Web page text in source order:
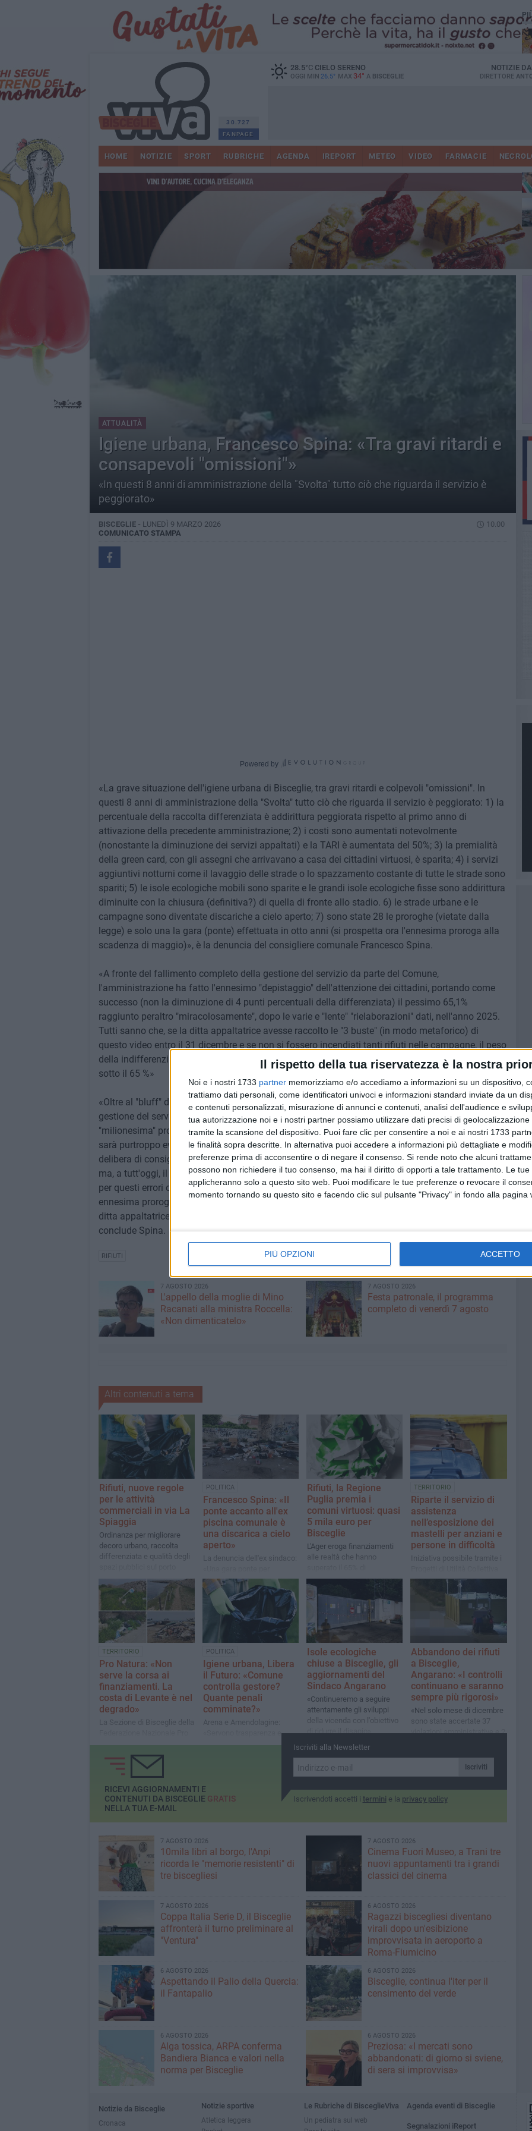
Il rispetto della tua riservatezza è la nostra
Noi e i nostri 1733 partner memorizziamo e/o accediamo a informazioni su un dispositivo,
trattiamo dati personali, come identificatori univoci e informazioni standard inviate da un
e contenuti personalizzati, misurazione di annunci e contenuti, analisi dell'audience e
tua autorizzazione noi e i nostri partner possiamo utilizzare dati precisi di
tramite la scansione del dispositivo. Puoi fare clic per consentire a noi e ai nostri 1733
le finalità sopra descritte. In alternativa puoi accedere a informazioni più dettagliate e
preferenze prima di acconsentire o di negare il consenso. Si rende noto che alcuni
possono non richiedere il tuo consenso, ma hai il diritto di opporti a tale trattamento. Le
applicheranno solo a questo sito web. Puoi modificare le tue preferenze o revocare il
momento tornando su questo sito e facendo clic sul pulsante "Privacy" in fondo alla pagina
PIÙ OPZIONI ACCETTO
30.727
FANPAGE
28.5°CCIELO SERENO
OGGI MIN 26.5° MAX 34° A BISCEGLIE
NOTIZIE
DIRETTORE
HOME NOTIZIE SPORT RUBRICHE AGENDA IREPORT METEO VIDEO FARMACIE
ATTUALITÀ
Igiene urbana, Francesco Spina: «Tra gravi ritardi e
consapevoli "omissioni"»
«In questi 8 anni di amministrazione della "Svolta" tutto ciò che riguarda il servizio è
peggiorato»
BISCEGLIE - LUNEDÌ 9 MARZO 2026
10.00
COMUNICATO STAMPA
Powered by
«La grave situazione dell'igiene urbana di Bisceglie, tra gravi ritardi e colpevoli "omissioni". In
questi 8 anni di amministrazione della "Svolta" tutto ciò che riguarda il servizio è peggiorato: 1) la
percentuale della raccolta differenziata è addirittura peggiorata rispetto al primo anno di
attivazione della precedente amministrazione; 2) i costi sono aumentati notevolmente
(nonostante la diminuzione dei servizi appaltati) e la TARI è aumentata del 50%; 3) la premialità
della green card, con gli assegni che arrivavano a casa dei cittadini virtuosi, è sparita; 4) i servizi
aggiuntivi notturni come il lavaggio delle strade o lo spazzamento costante di tutte le strade sono
spariti; 5) le isole ecologiche mobili sono sparite e le grandi isole ecologiche fisse sono addirittura
diminuite con la chiusura (definitiva?) di quella di fronte allo stadio. 6) le strade urbane e le
campagne sono diventate discariche a cielo aperto; 7) sono state 28 le proroghe (vietate dalla
legge) e solo una la gara (ponte) effettuata in otto anni (si prospetta ora l'ennesima proroga alla
scadenza di maggio)», è la denuncia del consigliere comunale Francesco Spina.
«A fronte del fallimento completo della gestione del servizio da parte del Comune,
l'amministrazione ha fatto l'ennesimo "depistaggio" dell'attenzione dei cittadini, portando come
successo (non la diminuzione di 4 punti percentuali della differenziata) il pessimo 65,1%
raggiunto peraltro "miracolosamente", dopo le varie e "lente" "rielaborazioni" dati, nell'anno 2025.
Tutti sanno che, se la ditta appaltatrice avesse raccolto le "3 buste" (in modo metaforico) di
questo video entro il 31 dicembre e se non si fossero incendiati tanti rifiuti nelle campagne, il peso
della indifferenziata sarebbe stato tale da far diminuire la percentuale della raccolta differenziata
sotto il 65 %»
«Oltre al "bluff" della comunicazione della percentuale (fallimentare) del 65,1 dopo otto anni di
gestione del servizio, c'è stato poi l'annuncio della gara ponte, che servirebbe ad evitare la
"milionesima" proroga, ma che per uno strano errore (voluto?) tecnico dell'amministrazione, non
sarà purtroppo evitata. Infatti l'affidamento del servizio con contratto non può avvenire che con
delibera di consiglio comunale di approvazione degli indirizzi della convenzione da mettere a gara
ma, a tutt'oggi, il consiglio non è stato coinvolto. La proroga del servizio, alla scadenza di maggio,
per questi errori o omissioni (e conseguenti ritardi) sarà quindi inevitabile. Sarà forse questa
ennesima proroga il ringraziamento (oltre alla mancata applicazione di penali o decurtazioni) alla
ditta appaltatrice per il "regalo" del raggiungimento del 65,1 % sbandierato qualche giorno fa?»,
conclude Spina.
RIFIUTI
7 AGOSTO 2026
L'appello della moglie di Mino
Racanati alla ministra Roccella:
«Non dimenticatelo»
7 AGOSTO 2026
Festa patronale, il programma
completo di venerdì 7 agosto
Altri contenuti a tema
Rifiuti, nuove regole
per le attività
commerciali in via La
Spiaggia
Ordinanza per migliorare
decoro urbano, raccolta
differenziata e qualità degli
POLITICA
Francesco Spina: «Il
ponte accanto all'ex
piscina comunale è
una discarica a cielo
aperto»
La denuncia dell'ex sindaco:
cambiare l'organizzazione di
un servizio che non
funziona»
Rifiuti, la Regione
Puglia premia i
comuni virtuosi: quasi
5 mila euro per
Bisceglie
L'Ager eroga finanziamenti
alle realtà che hanno
differenziata: oltre 50 mila
per le vicine Trani e Molfetta
TERRITORIO
Riparte il servizio di
assistenza
nell’esposizione dei
mastelli per anziani e
persone in difficoltà
Iniziativa possibile tramite i
Attivo il numero 080
3950209 per richiedere il
TERRITORIO
Pro Natura: «Non
serve la corsa ai
finanziamenti. La
costa di Levante è nel
degrado»
La Sezione di Bisceglie della
Natura analizza la
situazione della costa di
Levante
POLITICA
Igiene urbana, Libera
il Futuro: «Comune
controlla gestore?
Quante penali
comminate?»
Arena e Amendolagine:
chiarezza sul servizio»
Isole ecologiche
chiuse a Bisceglie, gli
aggiornamenti del
Sindaco Angarano
«Continueremo a seguire
attentamente gli sviluppi
della vicenda con l'obiettivo
di ridurre il disagio»
Abbandono dei rifiuti
a Bisceglie,
Angarano: «I controlli
continuano e saranno
sempre più rigorosi»
«Nel solo mese di dicembre
sono state accertate 37
violazioni amministrative e 2
Iscriviti alla Newsletter
Iscriviti
Iscrivendoti accetti i termini e la privacy policy
RICEVI AGGIORNAMENTI E
CONTENUTI DA BISCEGLIE GRATIS
NELLA TUA E-MAIL
7 AGOSTO 2026
10mila libri al borgo, l'Anpi
ricorda le "memorie resistenti" di
tre biscegliesi
7 AGOSTO 2026
Cinema Fuori Museo, a Trani tre
nuovi appuntamenti tra i grandi
classici del cinema
7 AGOSTO 2026
Coppa Italia Serie D, il Bisceglie
affronterà il turno preliminare al
"Ventura"
6 AGOSTO 2026
Ragazzi biscegliesi diventano
virali dopo un'esibizione
improvvisata in aeroporto a
Roma-Fiumicino
6 AGOSTO 2026
Aspettando il Palio della Quercia:
il Fantapalio
6 AGOSTO 2026
Bisceglie, continua l'iter per il
censimento del verde
6 AGOSTO 2026
Alga tossica, ARPA conferma
Bandiera Bianca e valori nella
norma per Bisceglie
6 AGOSTO 2026
Preziosa: «I mercati sono
abbandonati: di giorno si sviene,
di sera si improvvisa»
Notizie da Bisceglie
Cronaca
Notizie sportive
Atletica leggera
Le Rubriche di BisceglieViva
Un pediatra sul web
Agenda eventi di Bisceglie
Segnalazioni iReport